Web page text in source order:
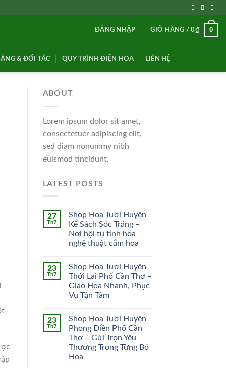
ĐĂNG NHẬP GIỎ HÀNG /0₫ 0
& ĐỐI TÁC QUY TRÌNH ĐIỆN HOA LIÊN HỆ
HOA CÔ DÂU
51 SẢN PHẨM
HOA KHAI TRƯƠNG
ABOUT
Lorem ipsum dolor sit amet,
consectetuer adipiscing elit,
sed diam nonummy nibh
euismod tincidunt.
LATEST POSTS
27
Th7
Shop Hoa Tươi Huyện
Kế Sách Sóc Trăng –
Nơi hội tụ tinh hoa
nghệ thuật cắm hoa
23
Th7
Shop Hoa Tươi Huyện
Thới Lai Phố Cần Thơ –
Giao Hoa Nhanh, Phục
Vụ Tận Tâm
23
Th7
Shop Hoa Tươi Huyện
Phong Điền Phố Cần
Thơ – Gửi Trọn Yêu
Thương Trong Từng Bó
Hoa